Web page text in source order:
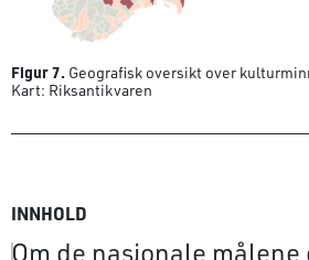
Figur 7. Geografisk oversikt over
Kart: Riksantikvaren
INNHOLD
Om de nasjonale målene